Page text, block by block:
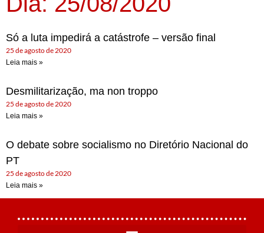
Só a luta impedirá a catástrofe – versão final
25 de agosto de 2020
Leia mais »
Desmilitarização, ma non troppo
25 de agosto de 2020
Leia mais »
O debate sobre socialismo no Diretório Nacional do
PT
25 de agosto de 2020
Leia mais »